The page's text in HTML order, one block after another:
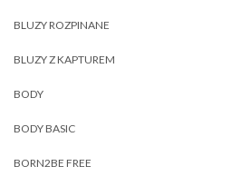
BLUZY ROZPINANE
BLUZY Z KAPTUREM
BODY
BODY BASIC
BORN2BE FREE